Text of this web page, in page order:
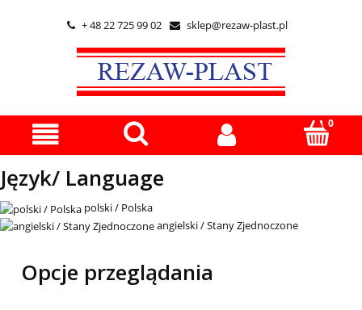
 + 48 22 725 99 02  sklep@rezaw-plast.pl
Język/ Language
polski / Polska
angielski / Stany Zjednoczone
Opcje przeglądania